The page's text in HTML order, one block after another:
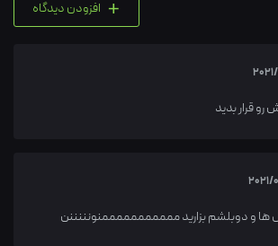
+ افزودن دیدگاه
قرار بدید
2021/
ها و دوبلشم بزارید مممممممممممنونننننن